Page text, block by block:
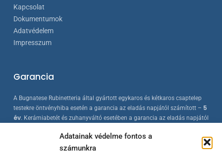
Adatainak védelme fontos a
számunkra
Kapcsolat
Dokumentumok
Adatvédelem
Impresszum
Garancia
A Bugnatese Rubinetteria által gyártott egykaros és kétkaros csaptelep
testekre öntvényhiba esetén a garancia az eladás napjától számított – 5
év. Kerámiabetét és zuhanyváltó esetében a garancia az eladás napjától
szabványokkal összhangban készülnek, folyamatos minőség-ellenőrzés